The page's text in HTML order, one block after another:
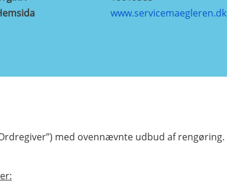
www.servicemaegleren.dk
med ovennævnte udbud af rengøring.